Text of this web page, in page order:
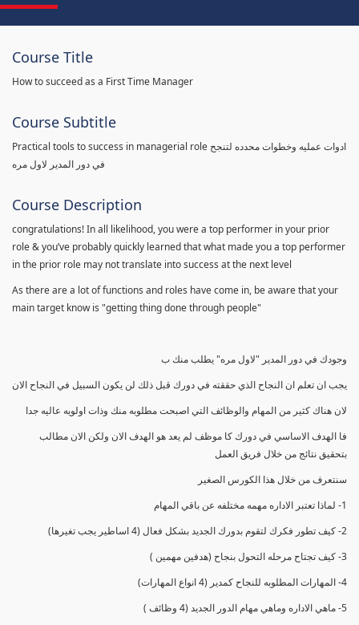
Course Title
How to succeed as a First Time Manager
Course Subtitle
Practical tools to success in managerial role ادوات عمليه وخطوات محدده لتنجح
في دور المدير لاول مره
Course Description
congratulations! In all likelihood, you were a top performer in your prior
role & you’ve probably quickly learned that what made you a top performer
in the prior role may not translate into success at the next level
As there are a lot of functions and roles have come in, be aware that your
main target know is "getting thing done through people"
وجودك في دور المدير "لاول مره" يطلب منك ب
يجب ان تعلم ان النجاح الذي حققته في دورك قبل ذلك لن يكون السبيل في النجاح الان
لان هناك كثير من المهام والوظائف التي اصبحت مطلوبه منك وذات اولويه عاليه جدا
فا الهدف الاساسي في دورك كا موظف لم يعد هو الهدف الان ولكن الان مطالب
بتحقيق نتائج من خلال فريق العمل
سنتعرف من خلال هذا الكورس الصغير
1- لماذا تعتبر الاداره مهمه مختلفه عن باقي المهام
2- كيف تطور فكرك لتقوم بدورك الجديد بشكل فعال (4 اساطير يجب تغيرها)
3- كيف تجتاح مرحله التحول بنجاح (هدفين مهمين )
4- المهارات المطلوبه للنجاح كمدير (4 انواع المهارات)
5- ماهي الاداره وماهي مهام الدور الجديد (4 وظائف )